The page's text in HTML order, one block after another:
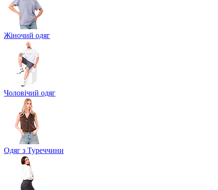
Жіночий одяг
Чоловічий одяг
Одяг з Туреччини